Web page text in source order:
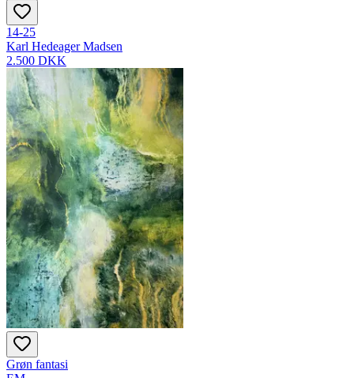
14-25
Karl Hedeager Madsen
2.500 DKK
Grøn fantasi